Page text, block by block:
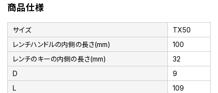
商品仕様
サイズ
TX50
レンチハンドルの内側の長さ(mm)
100
レンチのキーの内側の長さ(mm)
32
D
9
L
109